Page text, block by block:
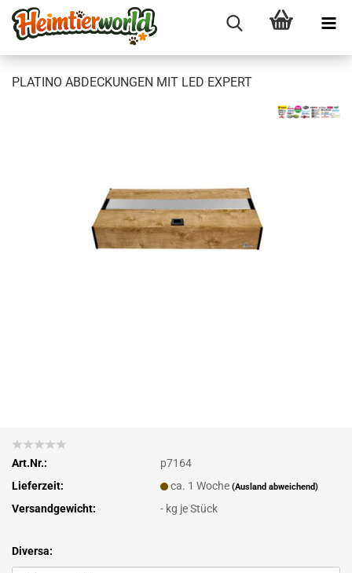
PLA­TI­NO AB­DE­CKUN­GEN MIT LED EX­PERT
Art.Nr.:
p7164
Lieferzeit:
ca. 1 Woche(Ausland abweichend)
Versandgewicht: - kg je Stück
Diversa: